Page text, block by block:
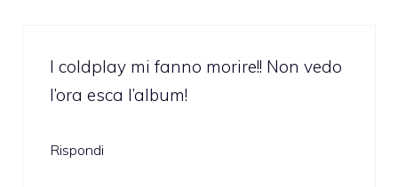
I coldplay mi fanno morire!! Non vedo
l’ora esca l’album!
Rispondi